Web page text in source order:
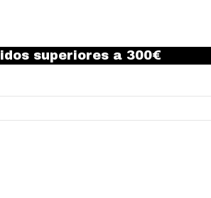
superiores a 300€